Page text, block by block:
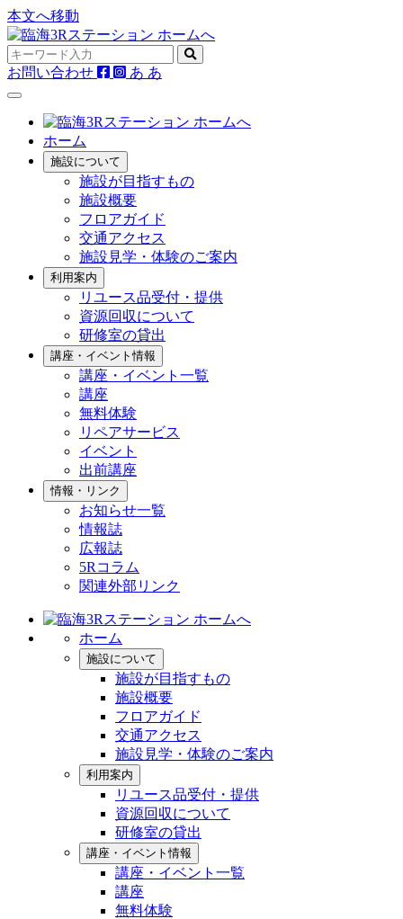
本文へ移動
お問い合わせ あ あ
ホーム
施設について
施設が目指すもの
施設概要
フロアガイド
交通アクセス
施設見学・体験のご案内
利用案内
リユース品受付・提供
資源回収について
研修室の貸出
講座・イベント情報
講座・イベント一覧
講座
無料体験
リペアサービス
イベント
出前講座
情報・リンク
お知らせ一覧
情報誌
広報誌
5Rコラム
関連外部リンク
ホーム
施設について
施設が目指すもの
施設概要
フロアガイド
交通アクセス
施設見学・体験のご案内
利用案内
リユース品受付・提供
資源回収について
研修室の貸出
講座・イベント情報
講座・イベント一覧
講座
無料体験